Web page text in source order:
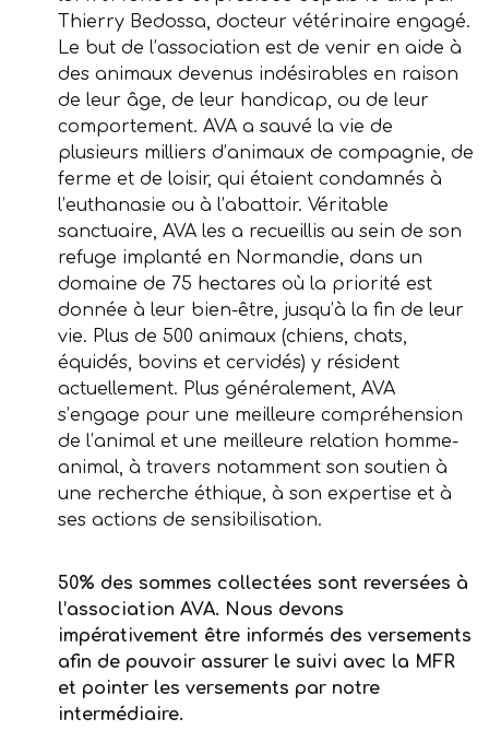
Thierry Bedossa, docteur vétérinaire engagé.
Le but de l’association est de venir en aide à
des animaux devenus indésirables en raison
de leur âge, de leur handicap, ou de leur
comportement. AVA a sauvé la vie de
plusieurs milliers d’animaux de compagnie, de
ferme et de loisir, qui étaient condamnés à
l’euthanasie ou à l’abattoir. Véritable
sanctuaire, AVA les a recueillis au sein de son
refuge implanté en Normandie, dans un
domaine de 75 hectares où la priorité est
donnée à leur bien-être, jusqu’à la fin de leur
vie. Plus de 500 animaux (chiens, chats,
équidés, bovins et cervidés) y résident
actuellement. Plus généralement, AVA
s’engage pour une meilleure compréhension
de l’animal et une meilleure relation homme-
animal, à travers notamment son soutien à
une recherche éthique, à son expertise et à
ses actions de sensibilisation.
50% des sommes collectées sont reversées à
l’association AVA. Nous devons
impérativement être informés des versements
afin de pouvoir assurer le suivi avec la MFR
et pointer les versements par notre
intermédiaire.